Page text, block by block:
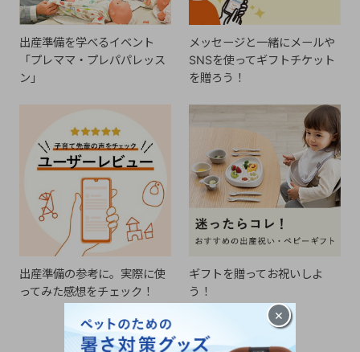
出産準備を学べるイベント
「プレママ・プレパパレッス
ン」
メッセージと一緒にメールや
SNSを使ってギフトチケット
を贈ろう！
出産準備の参考に。実際に使
ってみた感想をチェック！
ギフトを贈ってお祝いしよ
う！
×